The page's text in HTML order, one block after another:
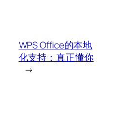
WPS Office的本地
化支持：真正懂你
→